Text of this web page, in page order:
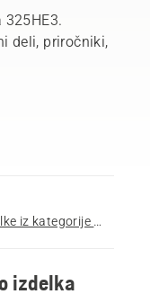
deli, priročniki,
Oglejte si vse razpoložljive izdelke iz kategorije Obrezovalniki žive meje
izdelka